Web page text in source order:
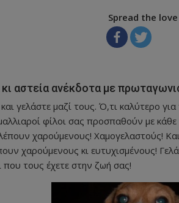
Spread the love
αστεία ανέκδοτα με
γελάστε μαζί τους. Ό,τι καλύτερο
φίλοι σας προσπαθούν με
χαρούμενους! Χαμογελαστούς! Και
χαρούμενους κι ευτυχισμένους!
που τους έχετε στην ζωή σας!